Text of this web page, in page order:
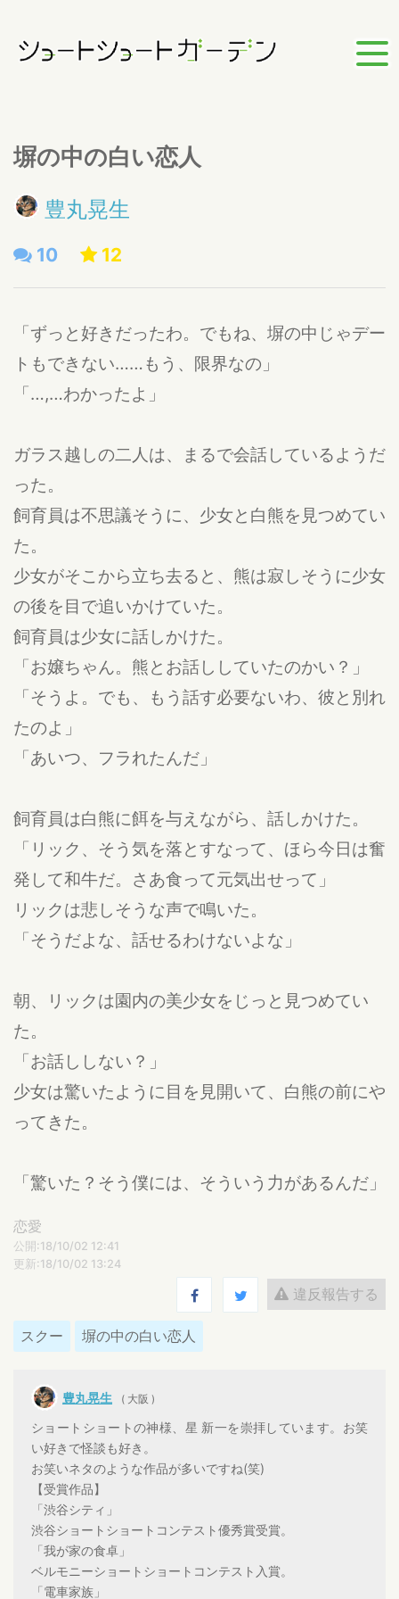
塀の中の白い恋人
豊丸晃生
10 12
「ずっと好きだったわ。でもね、塀の中じゃデー
トもできない……もう、限界なの」
「…,…わかったよ」
ガラス越しの二人は、まるで会話しているようだ
った。
飼育員は不思議そうに、少女と白熊を見つめてい
た。
少女がそこから立ち去ると、熊は寂しそうに少女
の後を目で追いかけていた。
飼育員は少女に話しかけた。
「お嬢ちゃん。熊とお話ししていたのかい？」
「そうよ。でも、もう話す必要ないわ、彼と別れ
たのよ」
「あいつ、フラれたんだ」
飼育員は白熊に餌を与えながら、話しかけた。
「リック、そう気を落とすなって、ほら今日は奮
発して和牛だ。さあ食って元気出せって」
リックは悲しそうな声で鳴いた。
「そうだよな、話せるわけないよな」
朝、リックは園内の美少女をじっと見つめてい
た。
「お話ししない？」
少女は驚いたように目を見開いて、白熊の前にや
ってきた。
「驚いた？そう僕には、そういう力があるんだ」
恋愛
公開:18/10/02 12:41
更新:18/10/02 13:24
違反報告する
スクー 塀の中の白い恋人
豊丸晃生 ( 大阪 )
ショートショートの神様、星 新一を崇拝しています。お笑
い好きで怪談も好き。
お笑いネタのような作品が多いですね(笑)
【受賞作品】
「渋谷シティ」
渋谷ショートショートコンテスト優秀賞受賞。
「我が家の食卓」
ベルモニーショートショートコンテスト入賞。
「電車家族」